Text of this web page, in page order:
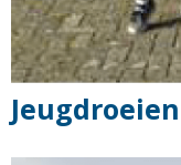
Jeugdroeien